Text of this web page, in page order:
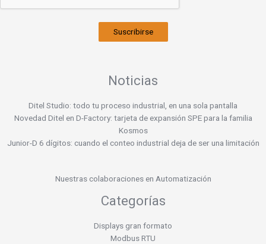
Suscribirse
Noticias
Ditel Studio: todo tu proceso industrial, en una sola pantalla
Novedad Ditel en D-Factory: tarjeta de expansión SPE para la familia
Kosmos
Junior-D 6 dígitos: cuando el conteo industrial deja de ser una limitación
Nuestras colaboraciones en Automatización
Categorías
Displays gran formato
Modbus RTU